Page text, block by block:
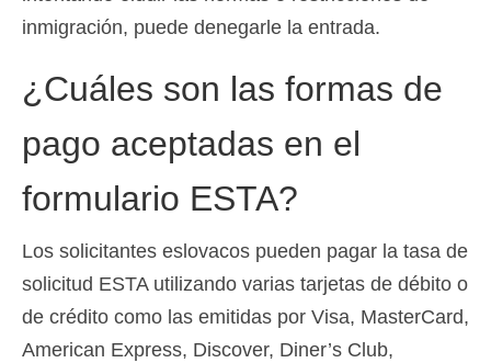
inmigración, puede denegarle la entrada.
¿Cuáles son las formas de
pago aceptadas en el
formulario ESTA?
Los solicitantes eslovacos pueden pagar la tasa de
solicitud ESTA utilizando varias tarjetas de débito o
de crédito como las emitidas por Visa, MasterCard,
American Express, Discover, Diner’s Club,